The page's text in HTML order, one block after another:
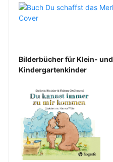
Bilderbücher für Klein- und
Kindergartenkinder